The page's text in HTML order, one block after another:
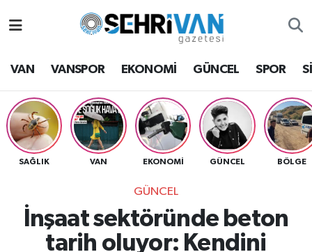
VAN VANSPOR EKONOMİ GÜNCEL SPOR
SAĞLIK VAN EKONOMİ GÜNCEL BÖLGE
GÜNCEL
İnşaat sektöründe beton
tarih oluyor: Kendini
Van Hava Durumu
VAN Namaz Vakitleri
Van Trafik Yoğunluk Haritası
Süper Lig Puan Durumu ve Fikstür
Tüm Manşetler